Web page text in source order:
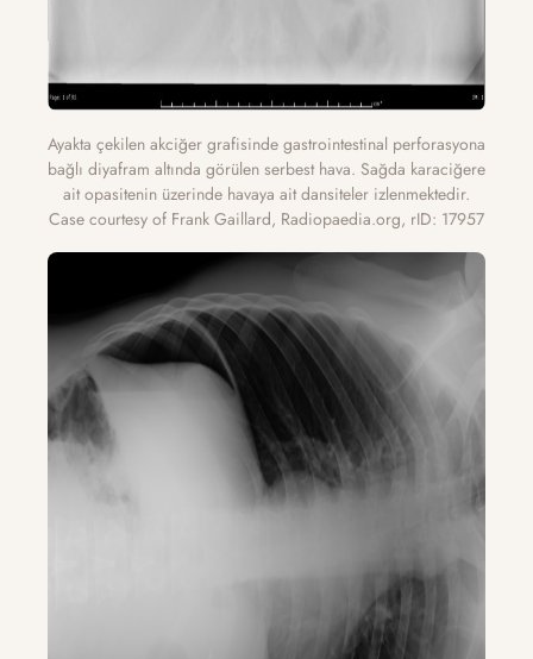
Ayakta çekilen akciğer grafisinde gastrointestinal perforasyona
bağlı diyafram altında görülen serbest hava. Sağda karaciğere
ait opasitenin üzerinde havaya ait dansiteler izlenmektedir.
Case courtesy of Frank Gaillard, Radiopaedia.org, rID: 17957